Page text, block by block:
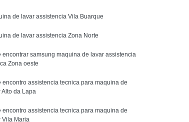
Tecnica Electrolux Geladeira
Tecnica Geladeira Electrolux
Assistencia Tecnica Geladeira
Tecnica de Refrigerador
Tecnica Electrolux Refrigerador
de lavar assistencia Vila Buarque
de lavar assistencia Zona Norte
encontrar samsung maquina de lavar assistencia
Zona oeste
encontro assistencia tecnica para maquina de
Alto da Lapa
encontro assistencia tecnica para maquina de
Vila Maria